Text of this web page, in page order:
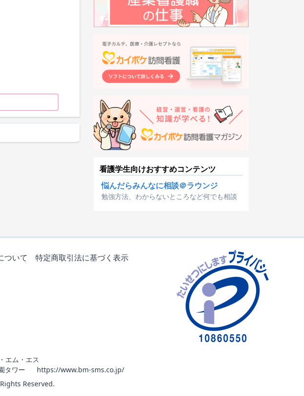
看護学生向けおすすめコンテンツ
悩んだらみんなに相談＠ラウンジ
勉強方法、わからないところなど何でも相談
ついて 特定商取引法に基づく表示
エム・エス
タワー
https://www.bm-sms.co.jp/
Reserved.